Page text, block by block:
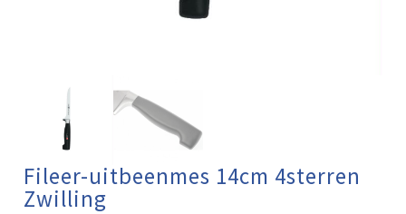
Fileer-uitbeenmes 14cm 4sterren
Zwilling